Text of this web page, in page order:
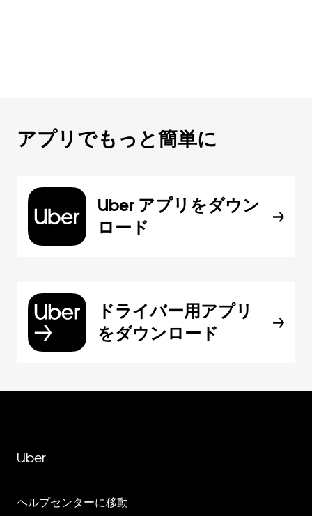
アプリでもっと簡単に
Uber アプリをダウン
ロード
ドライバー用アプリ
をダウンロード
Uber
ヘルプセンターに移動